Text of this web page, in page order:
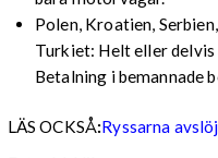
Polen, Kroatien,
Turkiet: Helt eller
Betalning i bemannade
LÄS OCKSÅ:Ryssarna